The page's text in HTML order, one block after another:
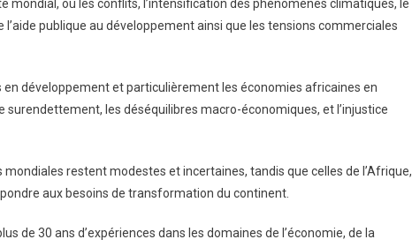
mondial, où les conflits, l’intensification des phénomènes climatiques, le
publique au développement ainsi que les tensions commerciales
développement et particulièrement les économies africaines en
les déséquilibres macro-économiques, et l’injustice
restent modestes et incertaines, tandis que celles de l’Afrique,
aux besoins de transformation du continent.
de 30 ans d’expériences dans les domaines de l’économie, de la